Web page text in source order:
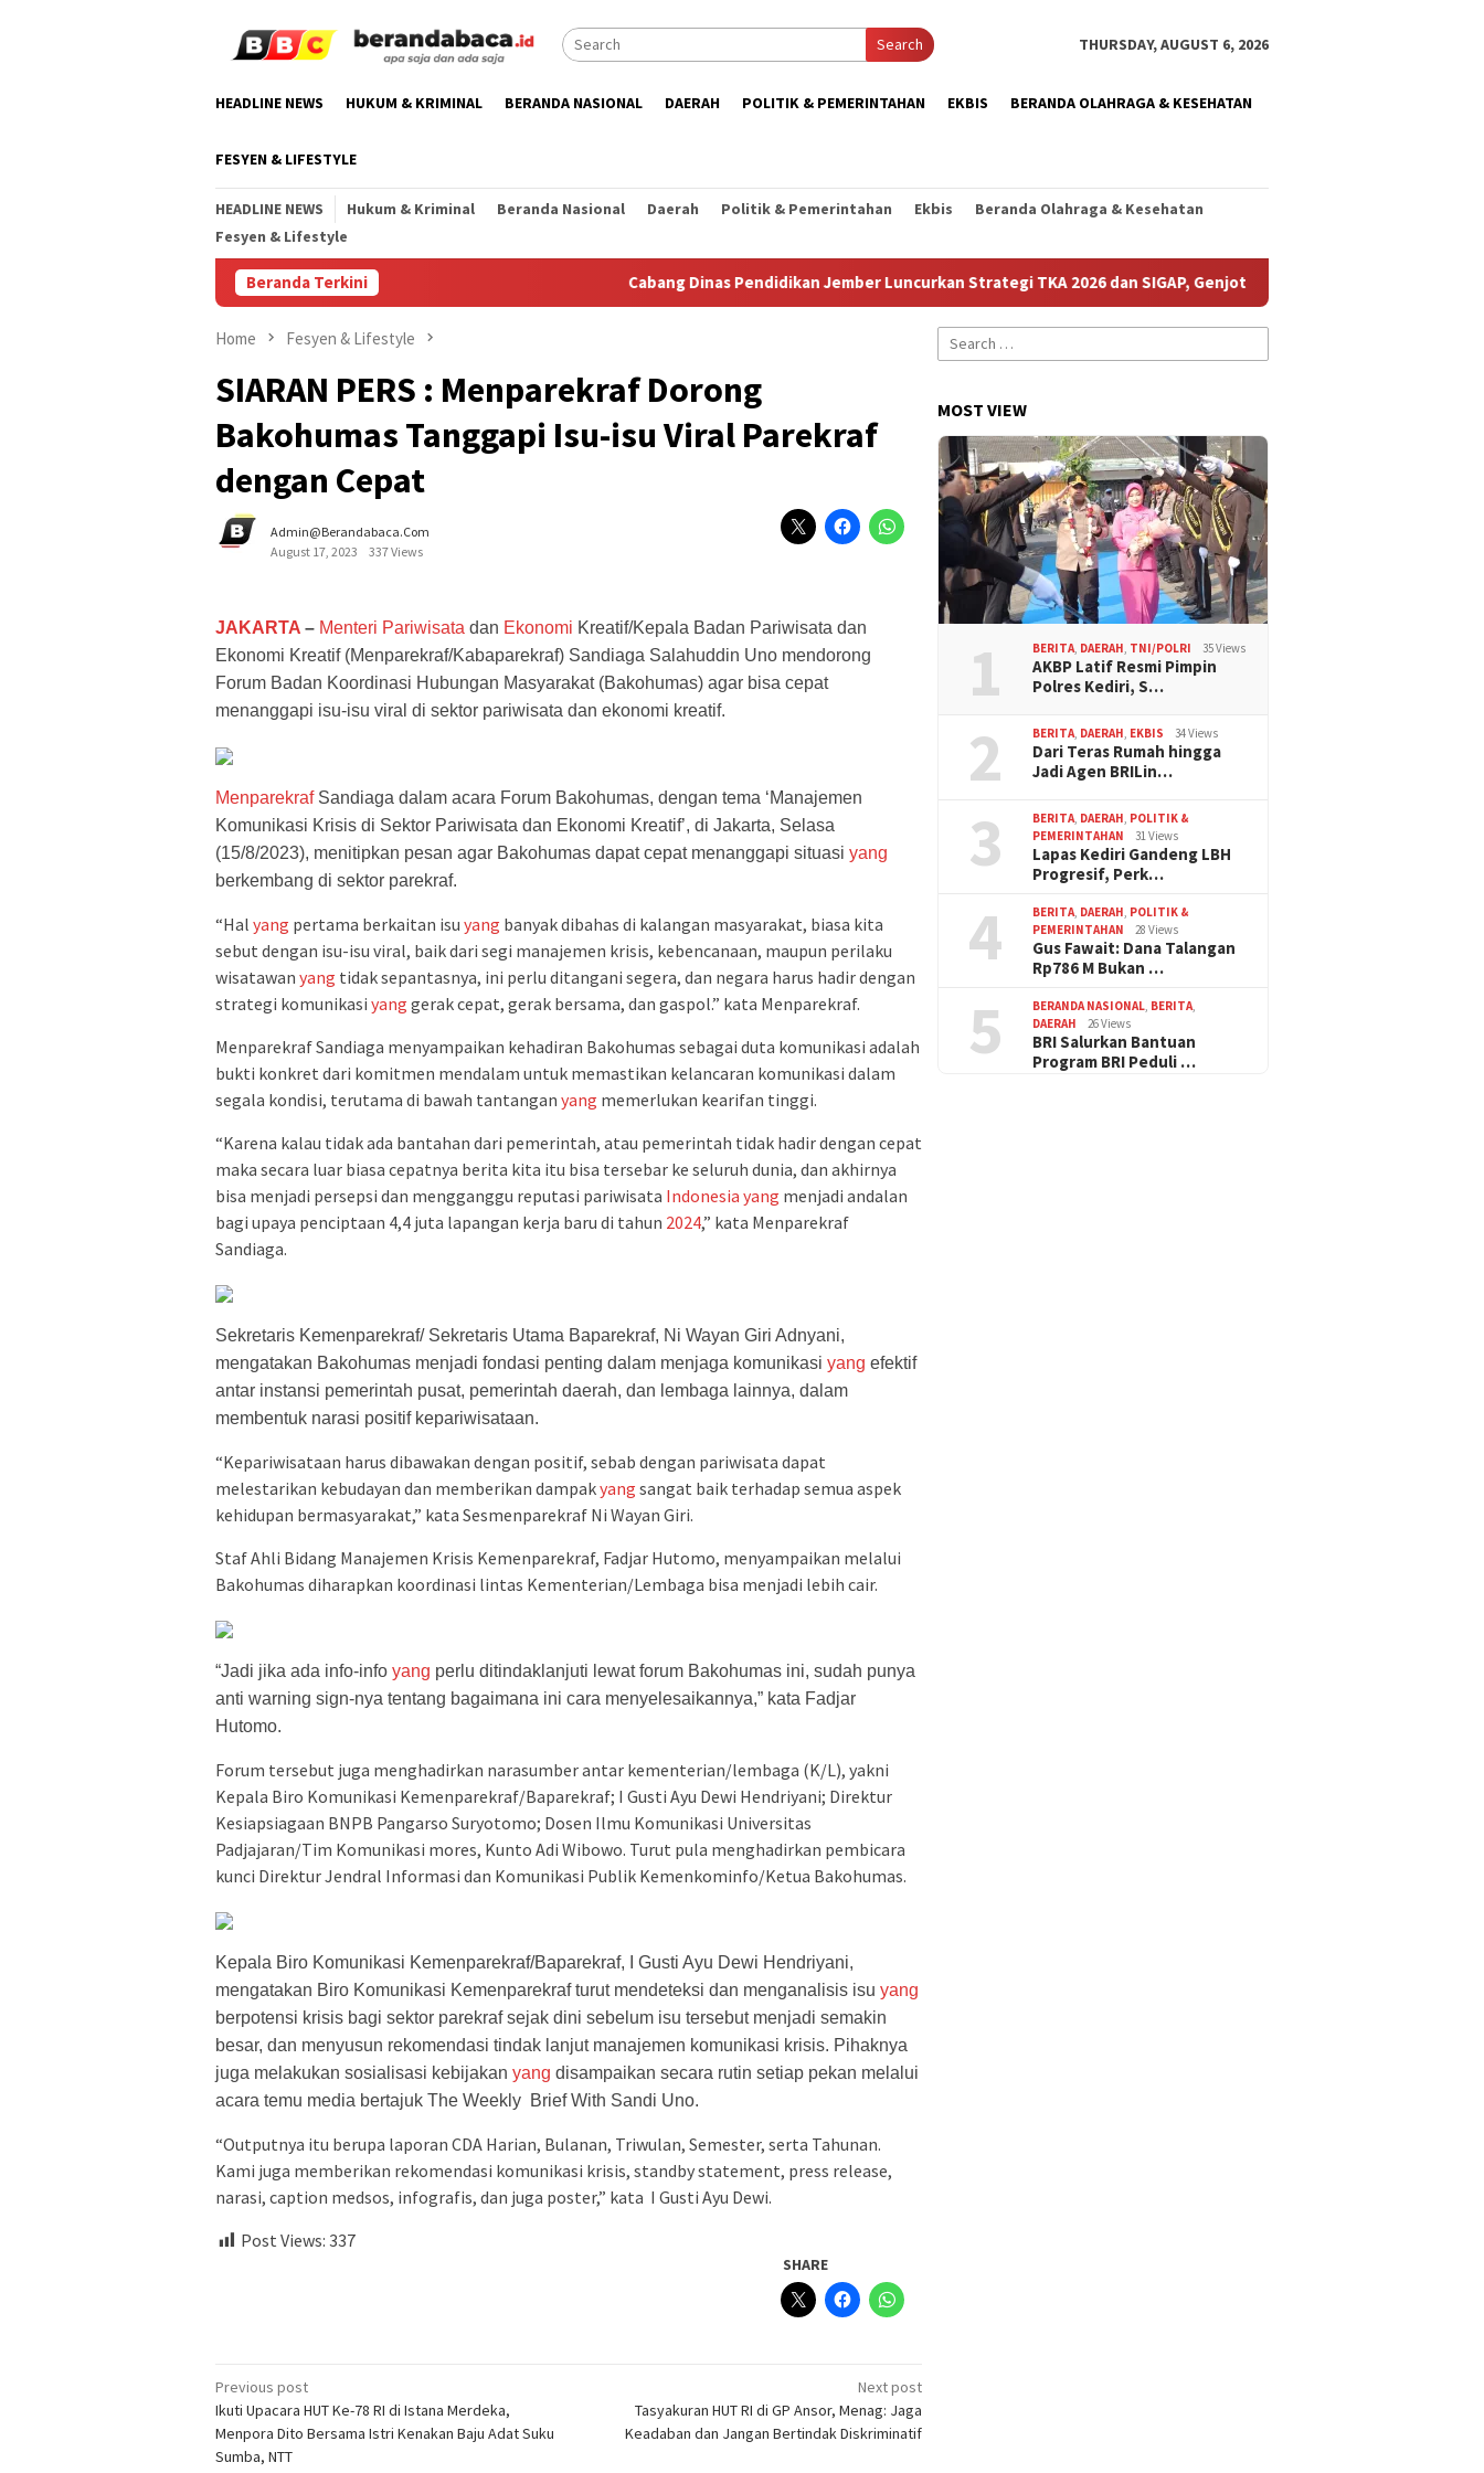
Search THURSDAY, AUGUST 6, 2026
HEADLINE NEWS HUKUM & KRIMINAL BERANDA NASIONAL DAERAH POLITIK & PEMERINTAHAN EKBIS BERANDA OLAHRAGA & KESEHATAN
FESYEN & LIFESTYLE
HEADLINE NEWS Hukum & Kriminal Beranda Nasional Daerah Politik & Pemerintahan Ekbis
Beranda Olahraga & Kesehatan
Fesyen & Lifestyle
Beranda Terkini Cabang Dinas Pendidikan Jember Luncurkan Strategi TKA 2026 dan SIGAP, Genjot Mutu Sekolah
Home Fesyen & Lifestyle
SIARAN PERS : Menparekraf Dorong
Bakohumas Tanggapi Isu-isu Viral Parekraf
dengan Cepat
Admin@berandabaca.com
August 17, 2023
337 Views
JAKARTA – Menteri Pariwisata dan Ekonomi Kreatif/Kepala Badan Pariwisata dan
Ekonomi Kreatif (Menparekraf/Kabaparekraf) Sandiaga Salahuddin Uno mendorong
Forum Badan Koordinasi Hubungan Masyarakat (Bakohumas) agar bisa cepat
menanggapi isu-isu viral di sektor pariwisata dan ekonomi kreatif.
MenparekrafSandiaga dalam acara Forum Bakohumas, dengan tema ‘Manajemen
Komunikasi Krisis di Sektor Pariwisata dan Ekonomi Kreatif’, di Jakarta, Selasa
(15/8/2023), menitipkan pesan agar Bakohumas dapat cepat menanggapi situasi yang
berkembang di sektor parekraf.
“Hal yang pertama berkaitan isu yang banyak dibahas di kalangan masyarakat, biasa kita
sebut dengan isu-isu viral, baik dari segi manajemen krisis, kebencanaan, maupun perilaku
wisatawan yang tidak sepantasnya, ini perlu ditangani segera, dan negara harus hadir dengan
strategi komunikasi yang gerak cepat, gerak bersama, dan gaspol.” kata Menparekraf.
Menparekraf Sandiaga menyampaikan kehadiran Bakohumas sebagai duta komunikasi adalah
bukti konkret dari komitmen mendalam untuk memastikan kelancaran komunikasi dalam
segala kondisi, terutama di bawah tantangan yang memerlukan kearifan tinggi.
“Karena kalau tidak ada bantahan dari pemerintah, atau pemerintah tidak hadir dengan cepat
maka secara luar biasa cepatnya berita kita itu bisa tersebar ke seluruh dunia, dan akhirnya
bisa menjadi persepsi dan mengganggu reputasi pariwisata Indonesia yang menjadi andalan
bagi upaya penciptaan 4,4 juta lapangan kerja baru di tahun 2024,” kata Menparekraf
Sandiaga.
Sekretaris Kemenparekraf/ Sekretaris Utama Baparekraf, Ni Wayan Giri Adnyani,
mengatakan Bakohumas menjadi fondasi penting dalam menjaga komunikasi yang efektif
antar instansi pemerintah pusat, pemerintah daerah, dan lembaga lainnya, dalam
membentuk narasi positif kepariwisataan.
“Kepariwisataan harus dibawakan dengan positif, sebab dengan pariwisata dapat
melestarikan kebudayan dan memberikan dampakyang sangat baik terhadap semua aspek
kehidupan bermasyarakat,” kata Sesmenparekraf Ni Wayan Giri.
Staf Ahli Bidang Manajemen Krisis Kemenparekraf, Fadjar Hutomo, menyampaikan melalui
Bakohumas diharapkan koordinasi lintas Kementerian/Lembaga bisa menjadi lebih cair.
“Jadi jika ada info-info yang perlu ditindaklanjuti lewat forum Bakohumas ini, sudah punya
anti warning sign-nya tentang bagaimana ini cara menyelesaikannya,” kata Fadjar
Hutomo.
Forum tersebut juga menghadirkan narasumber antar kementerian/lembaga (K/L), yakni
Kepala Biro Komunikasi Kemenparekraf/Baparekraf; I Gusti Ayu Dewi Hendriyani; Direktur
Kesiapsiagaan BNPB Pangarso Suryotomo; Dosen Ilmu Komunikasi Universitas
Padjajaran/Tim Komunikasi mores, Kunto Adi Wibowo. Turut pula menghadirkan pembicara
kunci Direktur Jendral Informasi dan Komunikasi Publik Kemenkominfo/Ketua Bakohumas.
Kepala Biro Komunikasi Kemenparekraf/Baparekraf, I Gusti Ayu Dewi Hendriyani,
mengatakan Biro Komunikasi Kemenparekraf turut mendeteksi dan menganalisis isu yang
berpotensi krisis bagi sektor parekraf sejak dini sebelum isu tersebut menjadi semakin
besar, dan menyusun rekomendasi tindak lanjut manajemen komunikasi krisis. Pihaknya
juga melakukan sosialisasi kebijakan yang disampaikan secara rutin setiap pekan melalui
acara temu media bertajuk The Weekly Brief With Sandi Uno.
“Outputnya itu berupa laporan CDA Harian, Bulanan, Triwulan, Semester, serta Tahunan.
Kami juga memberikan rekomendasi komunikasi krisis, standby statement, press release,
narasi, caption medsos, infografis, dan juga poster,” kata I Gusti Ayu Dewi.
Post Views: 337
SHARE
Post
navigation
Previous post
Ikuti Upacara HUT Ke-78 RI di Istana Merdeka,
Menpora Dito Bersama Istri Kenakan Baju Adat Suku
Sumba, NTT
Next post
Tasyakuran HUT RI di GP Ansor, Menag: Jaga
Keadaban dan Jangan Bertindak Diskriminatif
Search
for:
MOST VIEW
1 BERITA DAERAH TNI/POLRI 35 Views
AKBP Latif Resmi Pimpin
Polres Kediri, S…
2 BERITA DAERAH EKBIS 34 Views
Dari Teras Rumah hingga
Jadi Agen BRILin…
3 BERITA DAERAH POLITIK &
PEMERINTAHAN
31 Views
Lapas Kediri Gandeng LBH
Progresif, Perk…
4 BERITA DAERAH POLITIK &
PEMERINTAHAN
28 Views
Gus Fawait: Dana Talangan
Rp786 M Bukan …
5 BERANDA NASIONAL BERITA
DAERAH
26 Views
BRI Salurkan Bantuan
Program BRI Peduli …